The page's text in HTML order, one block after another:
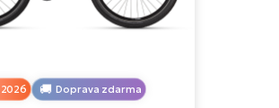
Doprava zdarma
2026